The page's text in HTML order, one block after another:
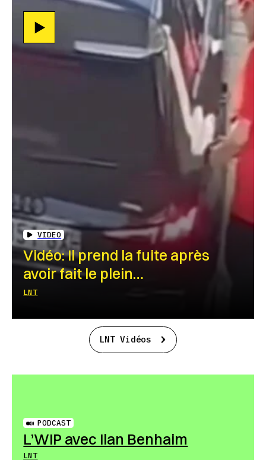
VIDEO
Vidéo: Il prend la fuite après
avoir fait le plein…
LNT
LNT Vidéos
PODCAST
L’WIP avec Ilan Benhaim
LNT